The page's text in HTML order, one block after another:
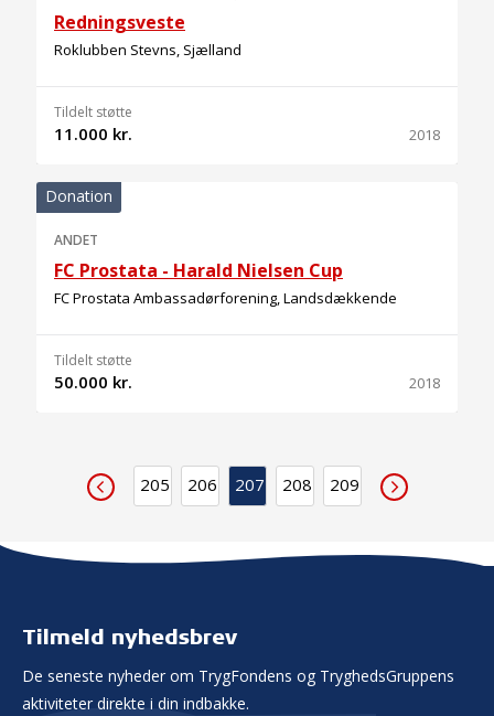
Redningsveste
Roklubben Stevns, Sjælland
Tildelt støtte
11.000 kr. 2018
Donation
ANDET
FC Prostata - Harald Nielsen Cup
FC Prostata Ambassadørforening, Landsdækkende
Tildelt støtte
50.000 kr. 2018
205 206 207 208 209
Tilmeld nyhedsbrev
De seneste nyheder om TrygFondens og TryghedsGruppens
aktiviteter direkte i din indbakke.